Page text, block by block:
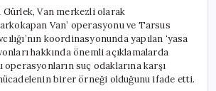
Devam
Edecek
için
Gürlek, Van merkezli olarak
Van’ operasyonu ve Tarsus
koordinasyonunda yapılan ‘yasa
hakkında önemli açıklamalarda
operasyonların suç odaklarına karşı
birer örneği olduğunu ifade etti.